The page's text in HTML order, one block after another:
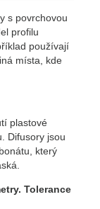
s povrchovou
profilu
používají
místa, kde
plastové
Difusory jsou
který
Tolerance